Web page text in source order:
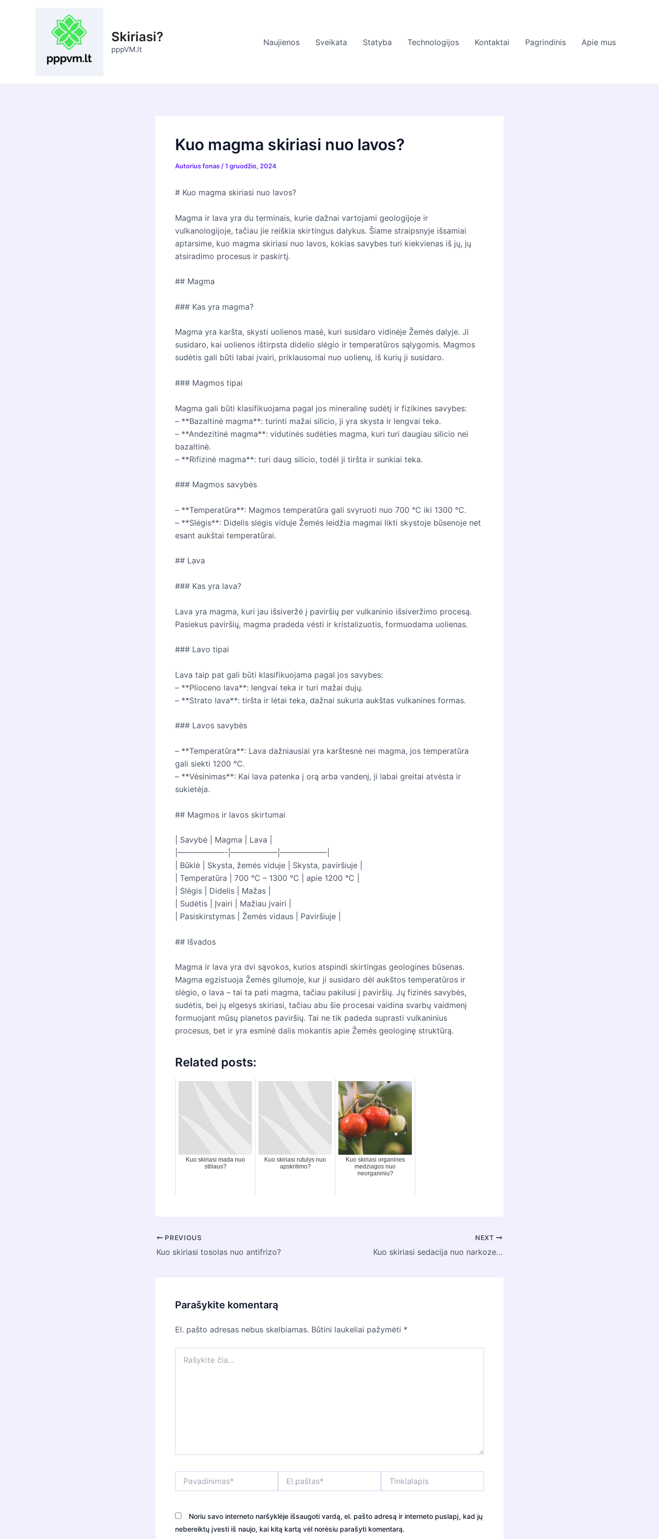
Skiriasi?
pppVM.lt
Naujienos Sveikata Statyba Technologijos Kontaktai Pagrindinis Apie mus
Kuo magma skiriasi nuo lavos?
Autoriusfonas /1 gruodžio, 2024
# Kuo magma skiriasi nuo lavos?
Magma ir lava yra du terminais, kurie dažnai vartojami geologijoje ir
vulkanologijoje, tačiau jie reiškia skirtingus dalykus. Šiame straipsnyje išsamiai
aptarsime, kuo magma skiriasi nuo lavos, kokias savybes turi kiekvienas iš jų, jų
atsiradimo procesus ir paskirtį.
## Magma
### Kas yra magma?
Magma yra karšta, skysti uolienos masė, kuri susidaro vidinėje Žemės dalyje. Ji
susidaro, kai uolienos ištirpsta didelio slėgio ir temperatūros sąlygomis. Magmos
sudėtis gali būti labai įvairi, priklausomai nuo uolienų, iš kurių ji susidaro.
### Magmos tipai
Magma gali būti klasifikuojama pagal jos mineralinę sudėtį ir fizikines savybes:
– **Bazaltinė magma**: turinti mažai silicio, ji yra skysta ir lengvai teka.
– **Andezitinė magma**: vidutinės sudėties magma, kuri turi daugiau silicio nei
bazaltinė.
– **Rifizinė magma**: turi daug silicio, todėl ji tiršta ir sunkiai teka.
### Magmos savybės
– **Temperatūra**: Magmos temperatūra gali svyruoti nuo 700 °C iki 1300 °C.
– **Slėgis**: Didelis slėgis viduje Žemės leidžia magmai likti skystoje būsenoje net
esant aukštai temperatūrai.
## Lava
### Kas yra lava?
Lava yra magma, kuri jau išsiveržė į paviršių per vulkaninio išsiveržimo procesą.
Pasiekus paviršių, magma pradeda vėsti ir kristalizuotis, formuodama uolienas.
### Lavo tipai
Lava taip pat gali būti klasifikuojama pagal jos savybes:
– **Plioceno lava**: lengvai teka ir turi mažai dujų.
– **Strato lava**: tiršta ir lėtai teka, dažnai sukuria aukštas vulkanines formas.
### Lavos savybės
– **Temperatūra**: Lava dažniausiai yra karštesnė nei magma, jos temperatūra
gali siekti 1200 °C.
– **Vėsinimas**: Kai lava patenka į orą arba vandenį, ji labai greitai atvėsta ir
sukietėja.
## Magmos ir lavos skirtumai
| Savybė | Magma | Lava |
|——————-|——————|——————|
| Būklė | Skysta, žemės viduje | Skysta, paviršiuje |
| Temperatūra | 700 °C – 1300 °C | apie 1200 °C |
| Slėgis | Didelis | Mažas |
| Sudėtis | Įvairi | Mažiau įvairi |
| Pasiskirstymas | Žemės vidaus | Paviršiuje |
## Išvados
Magma ir lava yra dvi sąvokos, kurios atspindi skirtingas geologines būsenas.
Magma egzistuoja Žemės gilumoje, kur ji susidaro dėl aukštos temperatūros ir
slėgio, o lava – tai ta pati magma, tačiau pakilusi į paviršių. Jų fizinės savybės,
sudėtis, bei jų elgesys skiriasi, tačiau abu šie procesai vaidina svarbų vaidmenį
formuojant mūsų planetos paviršių. Tai ne tik padeda suprasti vulkaninius
procesus, bet ir yra esminė dalis mokantis apie Žemės geologinę struktūrą.
Related posts:
Kuo skiriasi mada nuo
stiliaus?
Kuo skiriasi rutulys nuo
apskritimo?
Kuo skiriasi organines
medziagos nuo
neorganiniu?
Post
navigation
PREVIOUS
Kuo skiriasi tosolas nuo antifrizo?
NEXT
Kuo skiriasi sedacija nuo narkozes?
Parašykite komentarą
El. pašto adresas nebus skelbiamas. Būtini laukeliai pažymėti *
čia...
Noriu savo interneto naršyklėje išsaugoti vardą, el. pašto adresą ir interneto puslapį, kad jų
nebereiktų įvesti iš naujo, kai kitą kartą vėl norėsiu parašyti komentarą.